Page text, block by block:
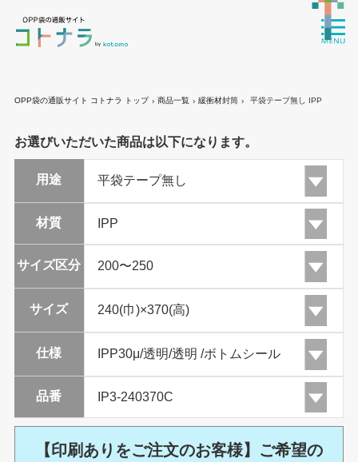
OPP袋の通販サイト コトナラ トップ › 商品一覧 › 緩衝材封筒 › 平袋テープ無し IPP
お選びいただいた商品は以下になります。
用途
材質
サイズ区分
サイズ
仕様
品番
【印刷ありをご注文のお客様】ご希望の